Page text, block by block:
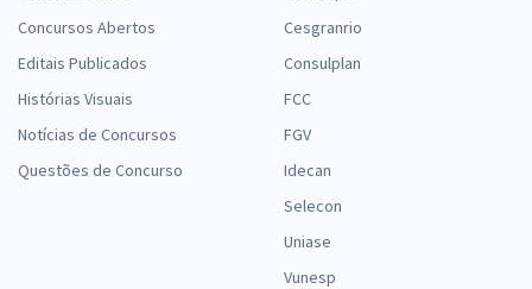
Concursos Abertos
Editais Publicados
Histórias Visuais
Notícias de Concursos
Questões de Concurso
Cesgranrio
Consulplan
FCC
FGV
Idecan
Selecon
Uniase
Vunesp